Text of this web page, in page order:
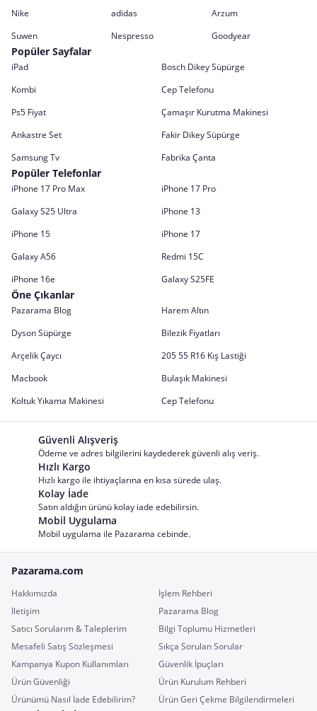
Nike adidas
Arzum
Suwen
Nespresso Goodyear
Popüler Sayfalar
iPad
Bosch Dikey Süpürge
Kombi
Cep Telefonu
Ps5 Fiyat
Çamaşır Kurutma Makinesi
Ankastre Set
Fakir Dikey Süpürge
Samsung Tv
Fabrika Çanta
Popüler Telefonlar
iPhone 17 Pro Max
iPhone 17 Pro
Galaxy S25 Ultra
iPhone 13
iPhone 15
iPhone 17
Galaxy A56
Redmi 15C
iPhone 16e
Galaxy S25FE
Öne Çıkanlar
Pazarama Blog
Harem Altın
Dyson Süpürge
Bilezik Fiyatları
Arçelik Çaycı
205 55 R16 Kış Lastiği
Macbook
Bulaşık Makinesi
Koltuk Yıkama Makinesi
Cep Telefonu
Güvenli Alışveriş
Ödeme ve adres bilgilerini kaydederek güvenli alış veriş.
Hızlı Kargo
Hızlı kargo ile ihtiyaçlarına en kısa sürede ulaş.
Kolay İade
Satın aldığın ürünü kolay iade edebilirsin.
Mobil Uygulama
Mobil uygulama ile Pazarama cebinde.
Pazarama.com
Hakkımızda
İşlem Rehberi
İletişim
Pazarama Blog
Satıcı Sorularım & Taleplerim
Bilgi Toplumu Hizmetleri
Mesafeli Satış Sözleşmesi
Sıkça Sorulan Sorular
Kampanya Kupon Kullanımları
Güvenlik İpuçları
Ürün Güvenliği
Ürün Kurulum Rehberi
Ürünümü Nasıl İade Edebilirim?
Ürün Geri Çekme Bilgilendirmeleri